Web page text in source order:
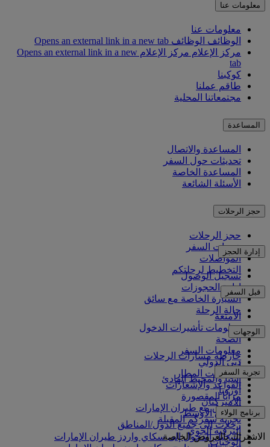
معلومات عنا
معلومات عنا
الوظائف الوظائف Opens an external link in a new tab
مركز الإعلام
مركز الإعلام Opens an external link in a new
tab
كوكبنا
طاقم عملنا
مجتمعاتنا المحلية
المساعدة
المساعدة والاتصال
تحديثات حول السفر
المساعدة الخاصة
الأسئلة الشائعة
حجز الرحلات
حجز الرحلات
خدمات السفر
المواصلات
التخطيط لرحلتكم
إدارة الحجز
تسجيل الوصول
إدارة الحجوزات
السيارة الخاصة مع سائق
حالة الرحلة
قبل السفر
الأمتعة
معلومات تأشيرات الدخول
الصحة
معلومات السفر
دبي الدولي
مواصلات المطار
القواعد والإشعارات
الوجهات
خارطة مسارات الرحلات
أفريقيا
آسيا والمحيط الهادئ
أوروبا
الأميركتان
الشرق الأوسط
رحلات إلى جميع الدول/المناطق
تجربة السفر
مزايا المقصورة
التسوق مع طيران الإمارات
تجربة سفركم المقبلة
الترفيه الجوي
الوجبات
برنامج الولاء
تسجيل الدخول إلى سكاي واردز طيران الإمارات
الاشتراك بالعروض الخاصة